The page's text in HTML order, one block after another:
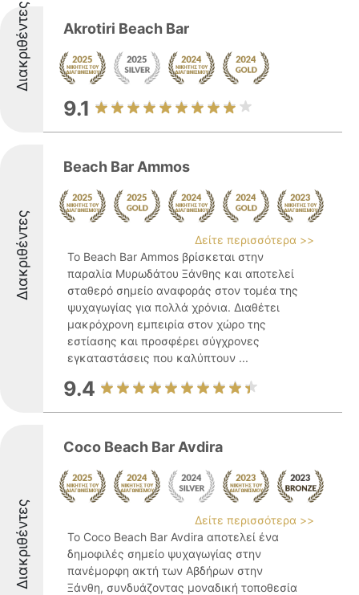
Διακριθέντες Akrotiri Beach Bar
9.1
Διακριθέντες
Beach Bar Ammos
Δείτε περισσότερα >>
Το Beach Bar Ammos βρίσκεται στην
παραλία Μυρωδάτου Ξάνθης και αποτελεί
σταθερό σημείο αναφοράς στον τομέα της
ψυχαγωγίας για πολλά χρόνια. Διαθέτει
μακρόχρονη εμπειρία στον χώρο της
εστίασης και προσφέρει σύγχρονες
εγκαταστάσεις που καλύπτουν ...
9.4
Διακριθέντες
Coco Beach Bar Avdira
Δείτε περισσότερα >>
Το Coco Beach Bar Avdira αποτελεί ένα
δημοφιλές σημείο ψυχαγωγίας στην
πανέμορφη ακτή των Αβδήρων στην
Ξάνθη, συνδυάζοντας μοναδική τοποθεσία